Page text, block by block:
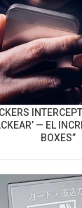
— EL
BOXES”